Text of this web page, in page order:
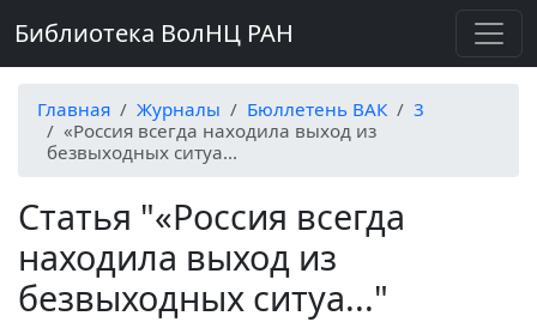
Библиотека ВолНЦ РАН
Главная Журналы Бюллетень ВАК
3
«Россия всегда находила выход из
безвыходных ситуа...
Статья "«Россия всегда
находила выход из
безвыходных ситуа..."